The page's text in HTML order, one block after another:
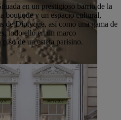
en un prestigioso barrio de la
boutique y un espacio cultural,
de Diptyque, así como una gama de
todo ello en un marco
de un esteta parisino.